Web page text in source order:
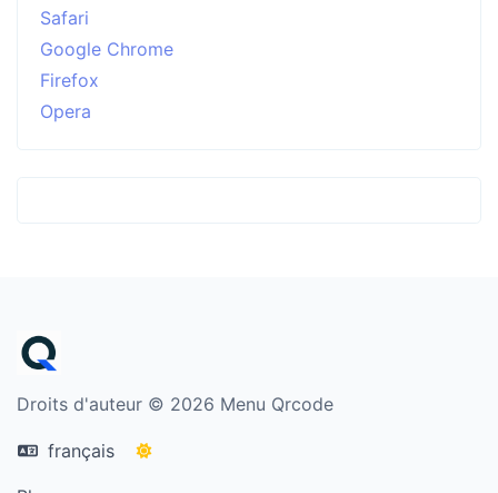
Safari
Google Chrome
Firefox
Opera
Droits d'auteur © 2026 Menu Qrcode
français